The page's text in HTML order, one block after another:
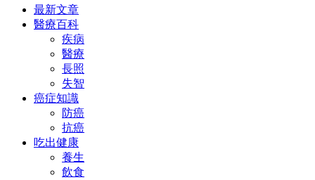
最新文章
醫療百科
疾病
醫療
長照
失智
癌症知識
防癌
抗癌
吃出健康
養生
飲食